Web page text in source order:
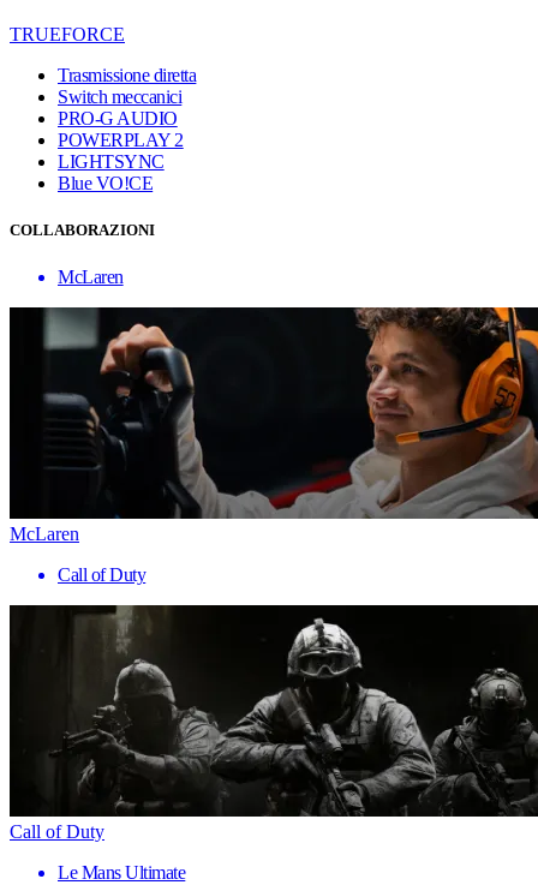
TRUEFORCE
Trasmissione diretta
Switch meccanici
PRO-G AUDIO
POWERPLAY 2
LIGHTSYNC
Blue VO!CE
COLLABORAZIONI
McLaren
McLaren
Call of Duty
Call of Duty
Le Mans Ultimate